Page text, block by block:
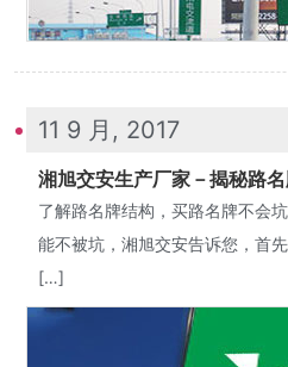
11 9 月, 2017
湘旭交安生产厂家－揭秘路
了解路名牌结构，买路名牌不会
能不被坑，湘旭交安告诉您，首
[…]